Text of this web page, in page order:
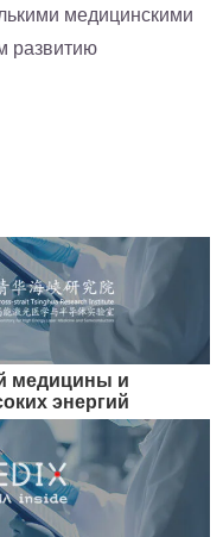
медицинскими
развитию
медицины и
энергий